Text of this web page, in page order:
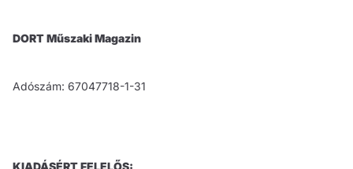
DORT Műszaki Magazin
Adószám: 67047718-1-31
KIADÁSÉRT FELELŐS: